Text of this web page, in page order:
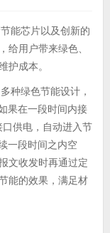
能芯片以及创新的
给用户带来绿色、
护成本。
种绿色节能设计，
果在一段时间内接
供电，自动进入节
一段时间之内空
文收发时再通过定
能的效果，满足材